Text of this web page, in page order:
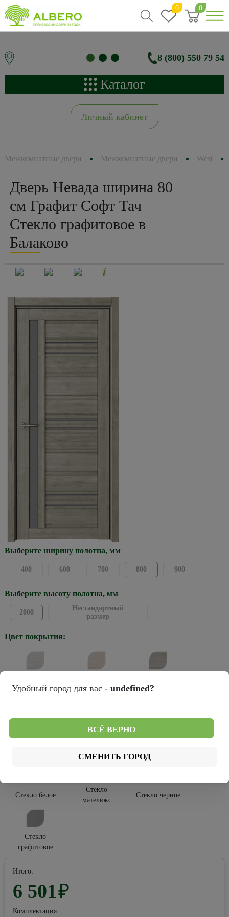
0 0
8 (800) 550 79 54
Каталог
Личный кабинет
Межкомнатные двери Межкомнатные двери West
Дверь Невада ширина 80
см Графит Софт Тач
Стекло графитовое в
Балаково
Выберите ширину полотна, мм
400 600 700 800 900
Выберите высоту полотна, мм
2000
Нестандартный
размер
Цвет покрытия:
Тип покрытия:
Софт Тач Эко-шпон
Стекло белое
Стекло
мателюкс
Стекло черное
Стекло
графитовое
Итого:
6 501₽
Комплектация:
Удобный город для вас - undefined?
ВСЁ ВЕРНО
СМЕНИТЬ ГОРОД